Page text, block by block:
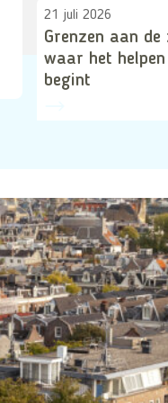
21 juli 2026
Grenzen aan
waar het
begint